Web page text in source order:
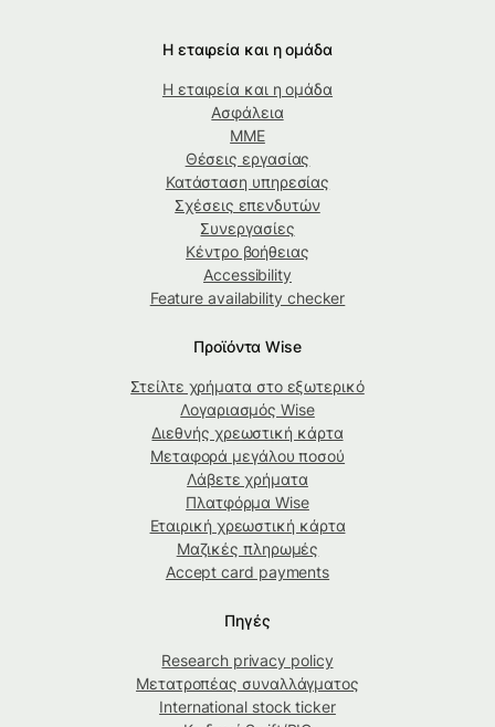
Η εταιρεία και η ομάδα
Η εταιρεία και η ομάδα
Ασφάλεια
ΜΜΕ
Θέσεις εργασίας
Κατάσταση υπηρεσίας
Σχέσεις επενδυτών
Συνεργασίες
Κέντρο βοήθειας
Accessibility
Feature availability checker
Προϊόντα Wise
Στείλτε χρήματα στο εξωτερικό
Λογαριασμός Wise
Διεθνής χρεωστική κάρτα
Μεταφορά μεγάλου ποσού
Λάβετε χρήματα
Πλατφόρμα Wise
Εταιρική χρεωστική κάρτα
Μαζικές πληρωμές
Accept card payments
Πηγές
Research privacy policy
Μετατροπέας συναλλάγματος
International stock ticker